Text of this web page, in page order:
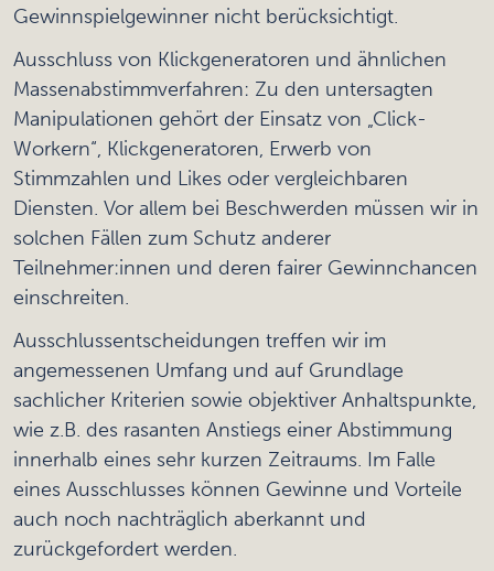
Gewinnspielgewinner nicht berücksichtigt.
Ausschluss von Klickgeneratoren und ähnlichen
Massenabstimmverfahren: Zu den untersagten
Manipulationen gehört der Einsatz von „Click-
Workern“, Klickgeneratoren, Erwerb von
Stimmzahlen und Likes oder vergleichbaren
Diensten. Vor allem bei Beschwerden müssen wir in
solchen Fällen zum Schutz anderer
Teilnehmer:innen und deren fairer Gewinnchancen
einschreiten.
Ausschlussentscheidungen treffen wir im
angemessenen Umfang und auf Grundlage
sachlicher Kriterien sowie objektiver Anhaltspunkte,
wie z.B. des rasanten Anstiegs einer Abstimmung
innerhalb eines sehr kurzen Zeitraums. Im Falle
eines Ausschlusses können Gewinne und Vorteile
auch noch nachträglich aberkannt und
zurückgefordert werden.